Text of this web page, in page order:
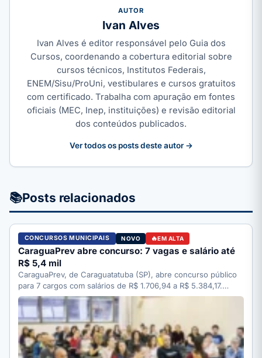
AUTOR
Ivan Alves
Ivan Alves é editor responsável pelo Guia dos
Cursos, coordenando a cobertura editorial sobre
cursos técnicos, Institutos Federais,
ENEM/Sisu/ProUni, vestibulares e cursos gratuitos
com certificado. Trabalha com apuração em fontes
oficiais (MEC, Inep, instituições) e revisão editorial
dos conteúdos publicados.
Ver todos os posts deste autor →
📚Posts relacionados
CONCURSOS MUNICIPAIS NOVO EM ALTA
CaraguaPrev abre concurso: 7 vagas e salário até
R$ 5,4 mil
CaraguaPrev, de Caraguatatuba (SP), abre concurso público
para 7 cargos com salários de R$ 1.706,94 a R$ 5.384,17.…